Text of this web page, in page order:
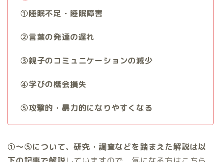
①睡眠不足・睡眠障害
②言葉の発達の遅れ
③親子のコミュニケーションの減少
④学びの機会損失
⑤攻撃的・暴力的になりやすくなる
①～⑤について、研究・調査などを踏まえた解説は以